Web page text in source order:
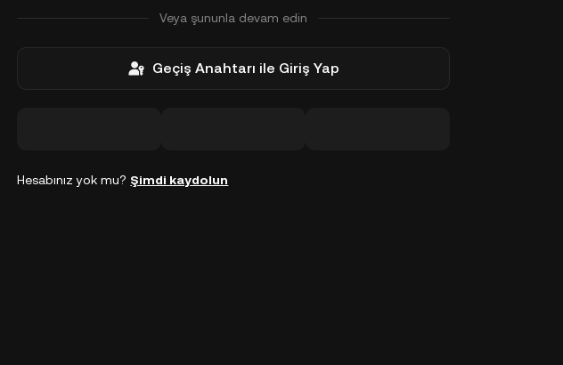
Veya şununla devam edin
Geçiş Anahtarı ile Giriş Yap
Hesabınız yok mu? Şimdi kaydolun